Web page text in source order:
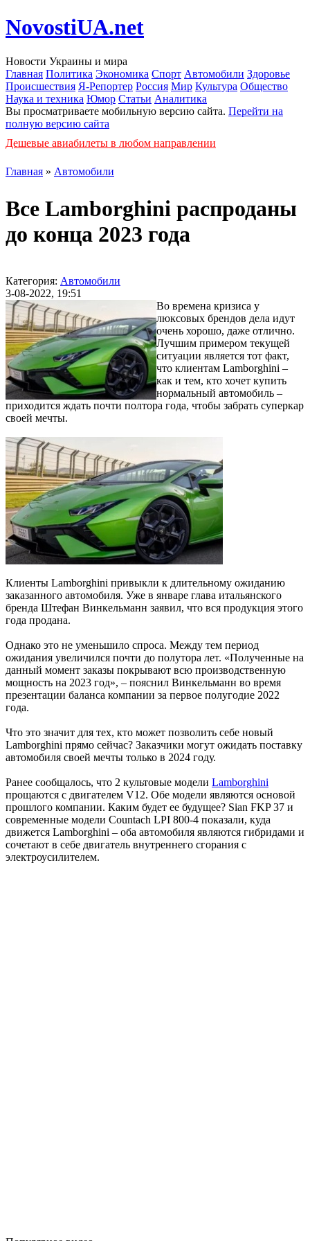
NovostiUA.net
Новости Украины и мира
Главная Политика Экономика Спорт Автомобили Здоровье
Происшествия Я-Репортер Россия Мир Культура Общество
Наука и техника Юмор Статьи Аналитика
Вы просматриваете мобильную версию сайта. Перейти на
полную версию сайта
Дешевые авиабилеты в любом направлении
Главная » Автомобили
Все Lamborghini распроданы
до конца 2023 года
Категория: Автомобили
3-08-2022, 19:51
Во времена кризиса у
люксовых брендов дела идут
очень хорошо, даже отлично.
Лучшим примером текущей
ситуации является тот факт,
что клиентам Lamborghini –
как и тем, кто хочет купить
нормальный автомобиль –
приходится ждать почти полтора года, чтобы забрать суперкар
своей мечты.
Клиенты Lamborghini привыкли к длительному ожиданию
заказанного автомобиля. Уже в январе глава итальянского
бренда Штефан Винкельманн заявил, что вся продукция этого
года продана.
Однако это не уменьшило спроса. Между тем период
ожидания увеличился почти до полутора лет. «Полученные на
данный момент заказы покрывают всю производственную
мощность на 2023 год», – пояснил Винкельманн во время
презентации баланса компании за первое полугодие 2022
года.
Что это значит для тех, кто может позволить себе новый
Lamborghini прямо сейчас? Заказчики могут ожидать поставку
автомобиля своей мечты только в 2024 году.
Ранее сообщалось, что 2 культовые модели Lamborghini
прощаются с двигателем V12. Обе модели являются основой
прошлого компании. Каким будет ее будущее? Sian FKP 37 и
современные модели Countach LPI 800-4 показали, куда
движется Lamborghini – оба автомобиля являются гибридами и
сочетают в себе двигатель внутреннего сгорания с
электроусилителем.